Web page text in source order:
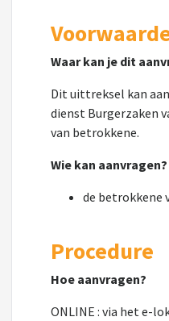
Waar kan je dit
Dit uittreksel kan
dienst Burgerzaken
van betrokkene.
Wie kan aanvragen?
de betrokkene
Procedure
Hoe aanvragen?
ONLINE : via het e-